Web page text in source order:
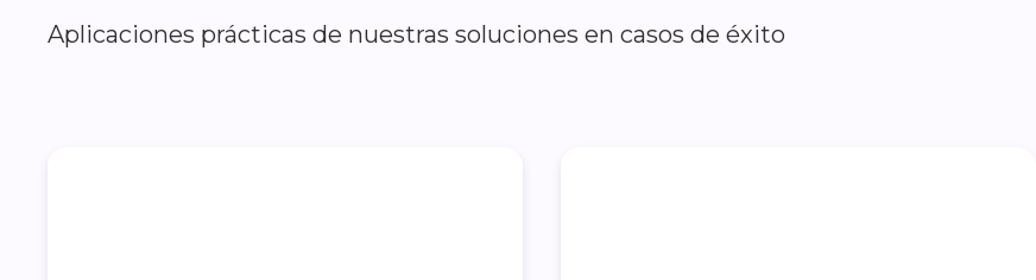
Aplicaciones prácticas de nuestras soluciones en casos de éxito